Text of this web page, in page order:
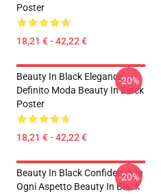
Poster
18,21 € - 42,22 €
Beauty In Black Elegance
Definito Moda Beauty In Black
Poster
18,21 € - 42,22 €
-20%
Beauty In Black Confidenza In
Ogni Aspetto Beauty In Black
-20%